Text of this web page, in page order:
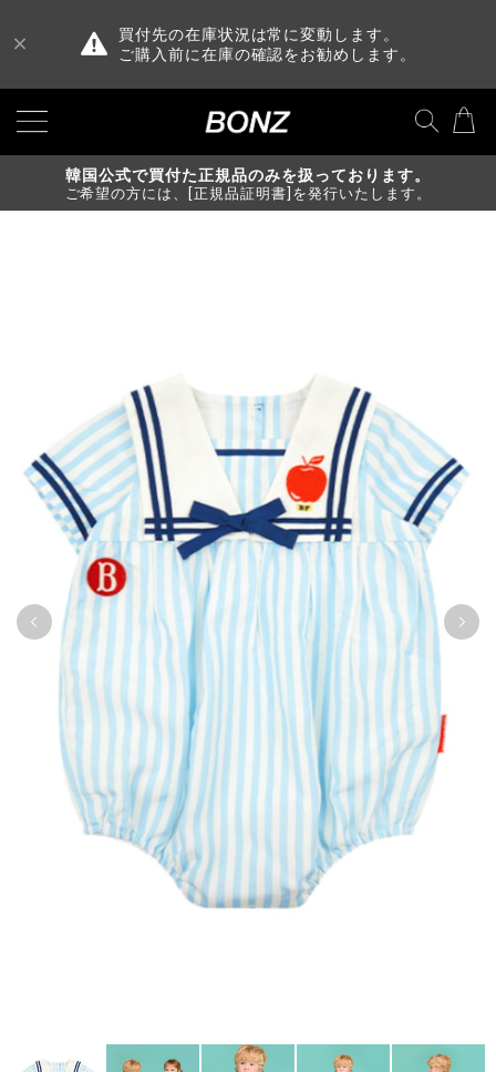
買付先の在庫状況は常に変動します。
ご購入前に在庫の確認をお勧めします。
韓国公式で買付た正規品のみを扱っております。
ご希望の方には、[正規品証明書]を発行いたします。